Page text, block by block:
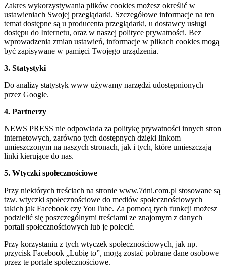
Zakres wykorzystywania plików cookies możesz określić w
ustawieniach Swojej przeglądarki. Szczegółowe informacje na ten
temat dostępne są u producenta przeglądarki, u dostawcy usługi
dostępu do Internetu, oraz w naszej polityce prywatności. Bez
wprowadzenia zmian ustawień, informacje w plikach cookies mogą
być zapisywane w pamięci Twojego urządzenia.
3. Statystyki
Do analizy statystyk www używamy narzędzi udostępnionych
przez Google.
4. Partnerzy
NEWS PRESS nie odpowiada za politykę prywatności innych stron
internetowych, zarówno tych dostępnych dzięki linkom
umieszczonym na naszych stronach, jak i tych, które umieszczają
linki kierujące do nas.
5. Wtyczki społecznościowe
Przy niektórych treściach na stronie www.7dni.com.pl stosowane są
tzw. wtyczki społecznościowe do mediów społecznościowych
takich jak Facebook czy YouTube. Za pomocą tych funkcji możesz
podzielić się poszczególnymi treściami ze znajomym z danych
portali społecznościowych lub je polecić.
Przy korzystaniu z tych wtyczek społecznościowych, jak np.
przycisk Facebook „Lubię to”, mogą zostać pobrane dane osobowe
przez te portale społecznościowe.